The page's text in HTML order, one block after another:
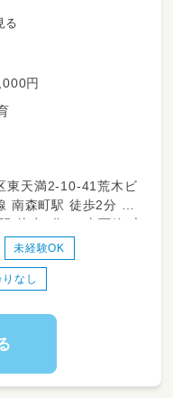
る
円
東天満2-10-41荒木ビ
JR東西線 大
未経験OK
なし